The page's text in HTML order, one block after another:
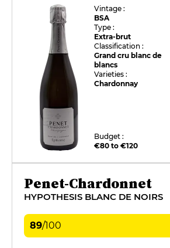
Vintage :
BSA
Type :
Extra-brut
Classification :
Grand cru blanc de
blancs
Varieties :
Chardonnay
Budget :
€80 to €120
Penet-Chardonnet
HYPOTHESIS BLANC DE NOIRS
89/100